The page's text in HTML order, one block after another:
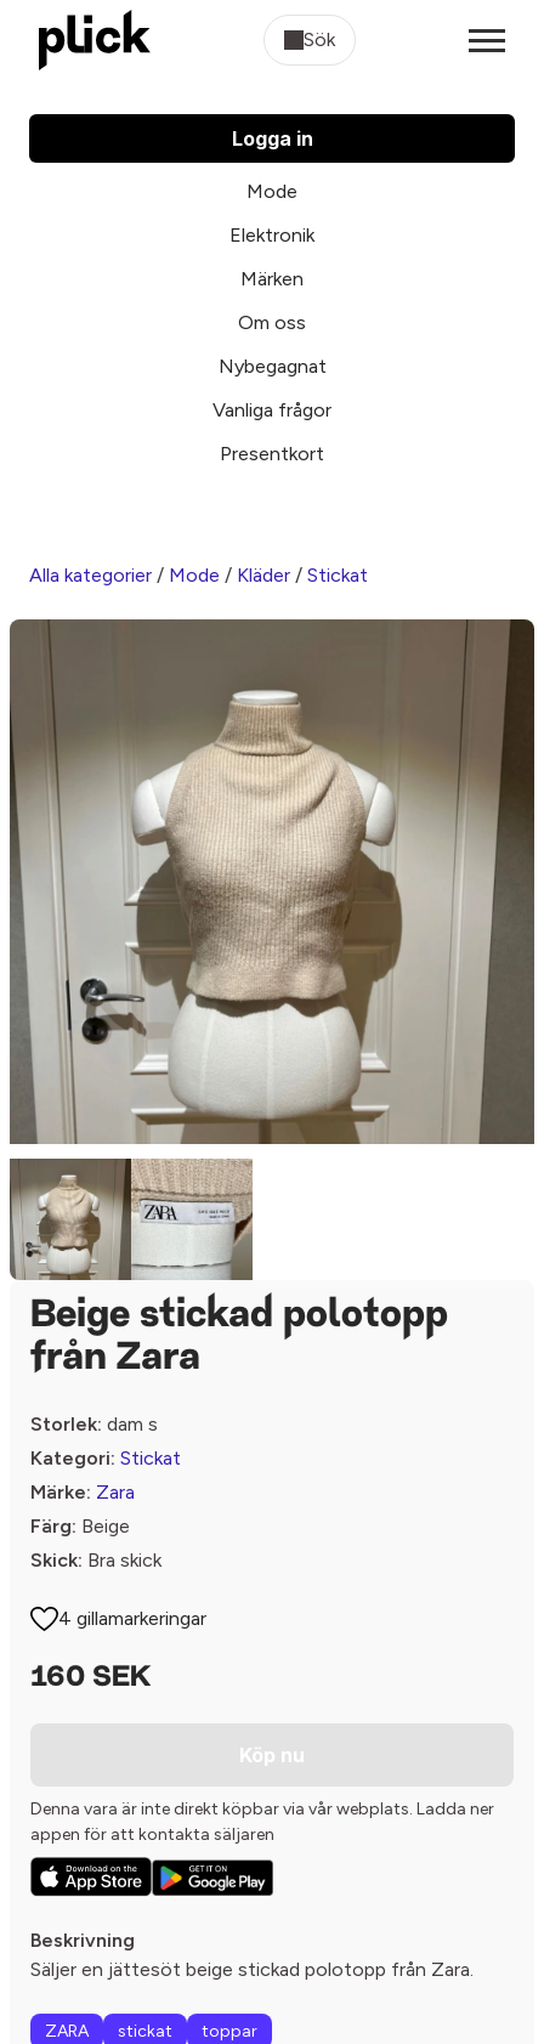
Sök
Logga in
Mode
Elektronik
Märken
Om oss
Nybegagnat
Vanliga frågor
Presentkort
Alla kategorier / Mode / Kläder / Stickat
Beige stickad polotopp
från Zara
Storlek: dam s
Kategori: Stickat
Märke: Zara
Färg: Beige
Skick: Bra skick
4 gillamarkeringar
160 SEK
Köp nu
Denna vara är inte direkt köpbar via vår webplats. Ladda ner
appen för att kontakta säljaren
Beskrivning
Säljer en jättesöt beige stickad polotopp från Zara.
ZARA stickat toppar